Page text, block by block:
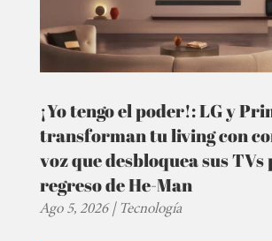
¡Yo tengo el poder!: LG y
transforman tu living con
voz que desbloquea sus TVs
regreso de He-Man
Ago 5, 2026|Tecnología